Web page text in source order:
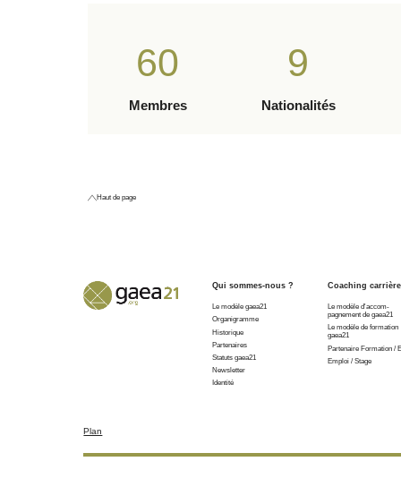
60
Membres
9
Nationalités
Haut de page
Qui sommes-nous ?
Le modèle gaea21
Organigramme
Historique
Partenaires
Statuts gaea21
Newsletter
Identité
Coaching
Le modèle d'accom-
pagnement de gaea21
Le modèle de formation
gaea21
Partenaire Formation /
Emploi / Stage
Plan